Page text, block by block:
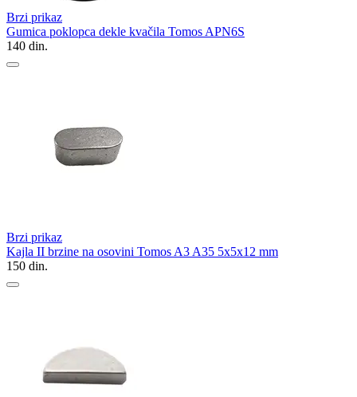
Brzi prikaz
Gumica poklopca dekle kvačila Tomos APN6S
140 din.
Brzi prikaz
Kajla II brzine na osovini Tomos A3 A35 5x5x12 mm
150 din.